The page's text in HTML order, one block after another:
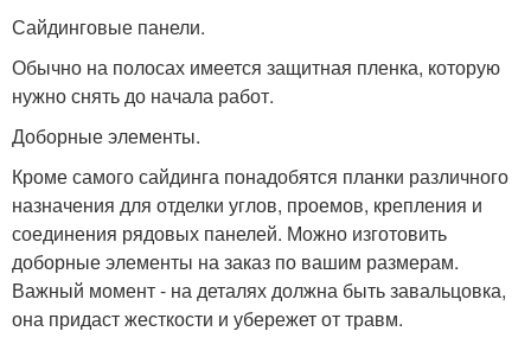
Сайдинговые панели.
Обычно на полосах имеется защитная пленка, которую
нужно снять до начала работ.
Доборные элементы.
Кроме самого сайдинга понадобятся планки различного
назначения для отделки углов, проемов, крепления и
соединения рядовых панелей. Можно изготовить
доборные элементы на заказ по вашим размерам.
Важный момент - на деталях должна быть завальцовка,
она придаст жесткости и убережет от травм.